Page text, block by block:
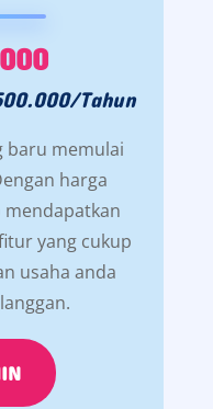
Tahun
baru memulai
harga
yang cukup
usaha anda